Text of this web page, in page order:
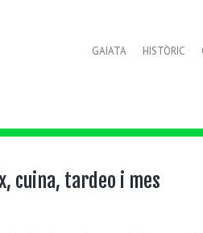
GAIATA HISTÒRIC
cuina, tardeo i mes